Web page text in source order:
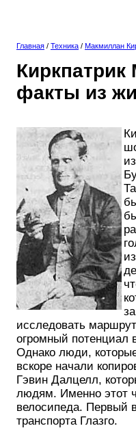
Главная / Техника / Макмиллан
факты из
исследовать
огромный потенциал
Однако люди,
вскоре начали
Гэвин Далцелл,
людям. Именно этот
велосипеда. Первый
транспорта Глазго.